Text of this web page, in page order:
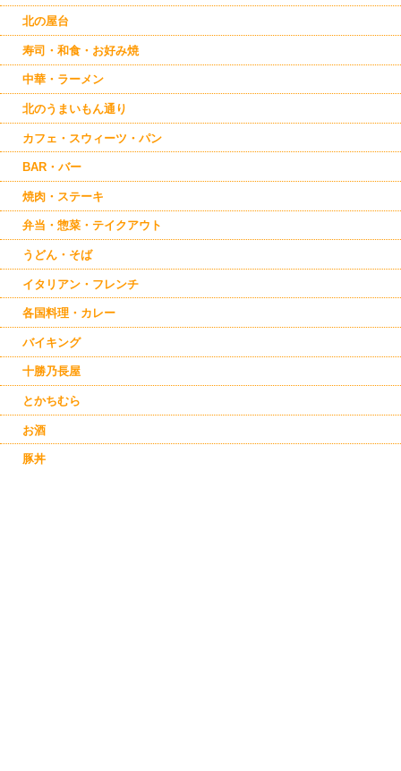
北の屋台
寿司・和食・お好み焼
中華・ラーメン
北のうまいもん通り
カフェ・スウィーツ・パン
BAR・バー
焼肉・ステーキ
弁当・惣菜・テイクアウト
うどん・そば
イタリアン・フレンチ
各国料理・カレー
バイキング
十勝乃長屋
とかちむら
お酒
豚丼